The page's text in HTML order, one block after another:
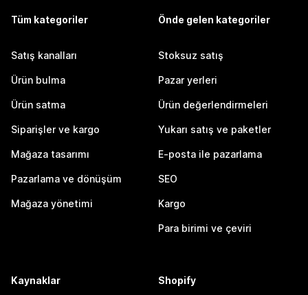
Tüm kategoriler
Satış kanalları
Ürün bulma
Ürün satma
Siparişler ve kargo
Mağaza tasarımı
Pazarlama ve dönüşüm
Mağaza yönetimi
Önde gelen kategoriler
Stoksuz satış
Pazar yerleri
Ürün değerlendirmeleri
Yukarı satış ve paketler
E-posta ile pazarlama
SEO
Kargo
Para birimi ve çeviri
Kaynaklar Shopify